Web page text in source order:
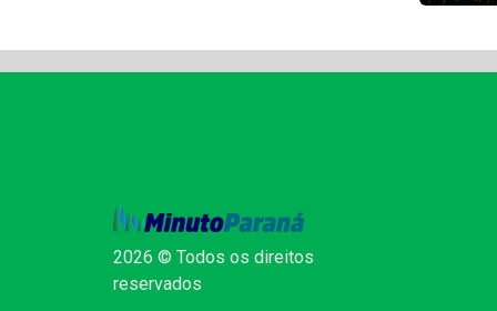
2026 © Todos os direitos
reservados